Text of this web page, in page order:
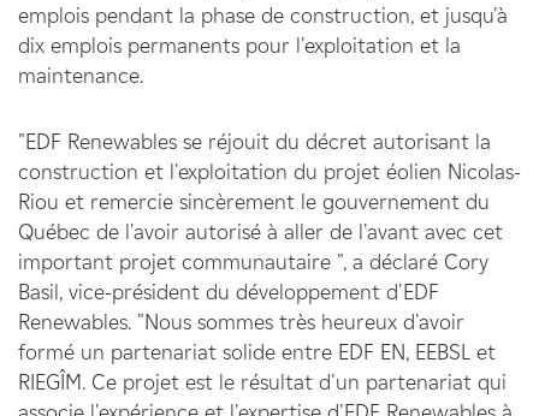
emplois pendant la phase de construction, et jusqu'à
dix emplois permanents pour l'exploitation et la
maintenance.
"EDF Renewables se réjouit du décret autorisant la
construction et l'exploitation du projet éolien Nicolas-
Riou et remercie sincèrement le gouvernement du
Québec de l'avoir autorisé à aller de l'avant avec cet
important projet communautaire ", a déclaré Cory
Basil, vice-président du développement d'EDF
Renewables. "Nous sommes très heureux d'avoir
formé un partenariat solide entre EDF EN, EEBSL et
RIEGÎM. Ce projet est le résultat d'un partenariat qui